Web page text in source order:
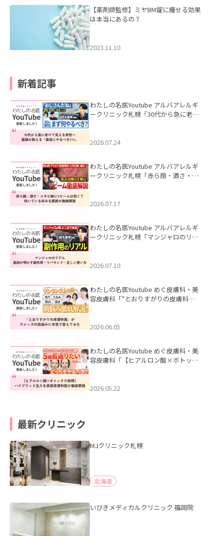
【薬剤師監修】ミヤBM錠に痩せる効果
は本当にあるの？
2023.11.10
新着記事
わたしの名医Youtube アルバアレルギ
ークリニック札幌「30代から急に老け
た。
2026.07.24
わたしの名医Youtube アルバアレルギ
ークリニック札幌「赤ら顔・酒さ・ニ
した。
2026.07.17
わたしの名医Youtube アルバアレルギ
ークリニック札幌「マンジャロのリア
た。
2026.07.10
わたしの名医Youtube めぐ皮膚科・美
容皮膚科「”とおりすがりの皮膚科
2026.06.05
わたしの名医Youtube めぐ皮膚科・美
容皮膚科「【ヒアルロン酸×ボトック
た。
2026.05.22
最新クリニック
MJクリニック札幌
北海道
いびきメディカルクリニック 福岡院